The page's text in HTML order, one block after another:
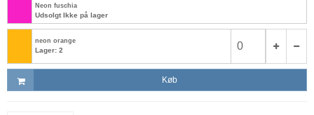
Neon fuschia
Udsolgt Ikke på lager
neon orange
Lager: 2
Køb